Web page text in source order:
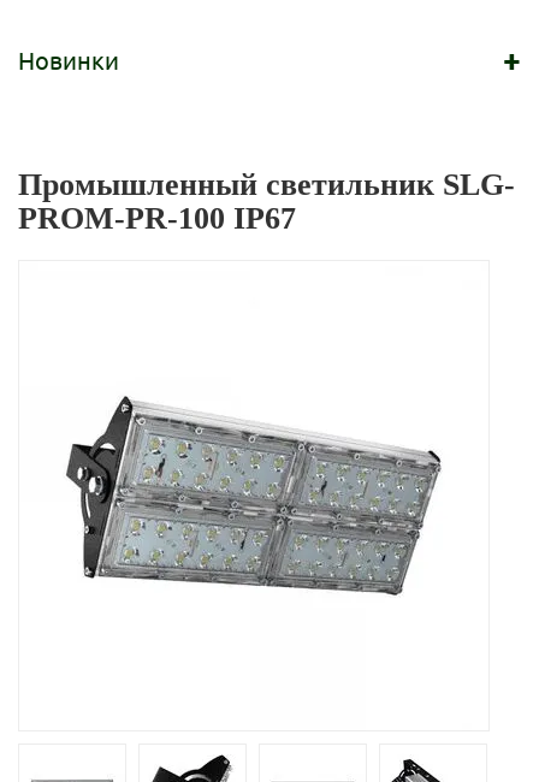
Новинки +
Промышленный светильник SLG-
PROM-PR-100 IP67